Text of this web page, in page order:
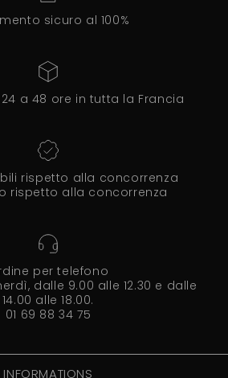
sicuro al 100%
a 48 ore in tutta la Francia
rispetto alla concorrenza
rispetto alla concorrenza
per telefono
dalle 9.00 alle 12.30 e dalle
14.00 alle 18.00.
01 69 88 34 75
INFORMATIONS